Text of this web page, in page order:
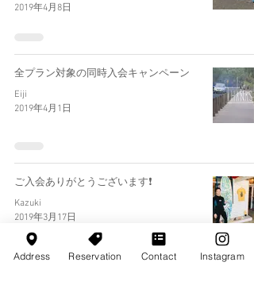
2019年4月8日
全プラン対象の同時入会キャンペーン
Eiji
2019年4月1日
ご入会ありがとうございます❗️
Kazuki
2019年3月17日
Address Reservation Contact Instagram